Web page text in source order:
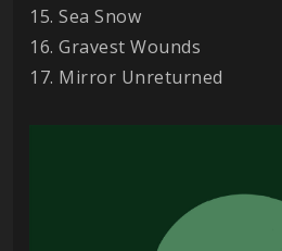
15. Sea Snow
16. Gravest Wounds
17. Mirror Unreturned